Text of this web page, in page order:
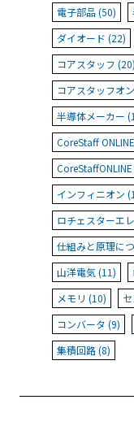
電子部品 (50)
ダイオード (22)
コアスタッフ (20)
コアスタッフオ
半導体メーカー
CoreStaff
インフィニオン
ロチェスターエ
仕組みと原理に
山洋電気 (11)
メモリ (10)
コンバータ (9)
集積回路 (8)